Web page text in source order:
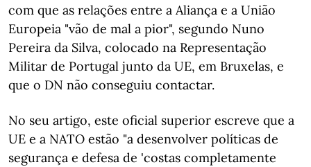
com que as relações entre a Aliança e a União
Europeia "vão de mal a pior", segundo Nuno
Pereira da Silva, colocado na Representação
Militar de Portugal junto da UE, em Bruxelas, e
que o DN não conseguiu contactar.
No seu artigo, este oficial superior escreve que a
UE e a NATO estão "a desenvolver políticas de
segurança e defesa de 'costas completamente